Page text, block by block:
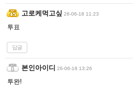
고로케먹고싶 26-06-18 11:23
투표
답글
본인아이디 26-06-18 13:26
투완!